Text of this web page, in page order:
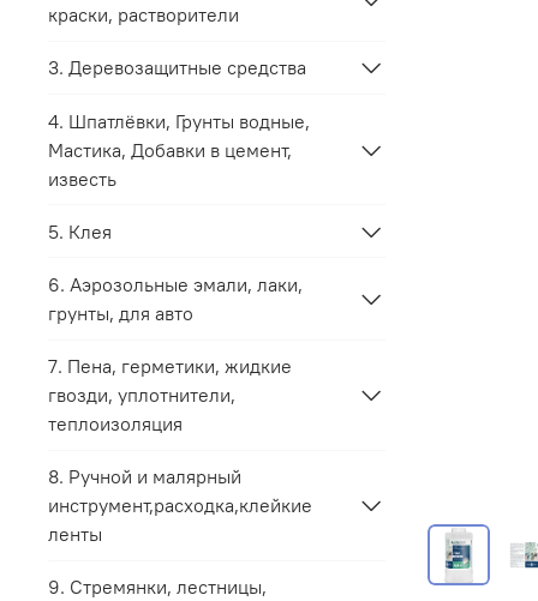
краски, растворители
3. Деревозащитные средства
4. Шпатлёвки, Грунты водные,
Мастика, Добавки в цемент,
известь
5. Клея
6. Аэрозольные эмали, лаки,
грунты, для авто
7. Пена, герметики, жидкие
гвозди, уплотнители,
теплоизоляция
8. Ручной и малярный
инструмент,расходка,клейкие
ленты
9. Стремянки, лестницы,